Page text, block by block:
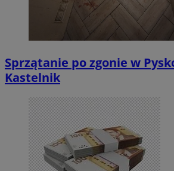
Sprzątanie po zgonie w
Kastelnik